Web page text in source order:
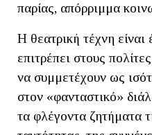
παρίας, απόρριμμα
H θεατρική τέχνη
επιτρέπει στους
να συμμετέχουν ως
στον «φανταστικό»
τα φλέγοντα ζητήματα